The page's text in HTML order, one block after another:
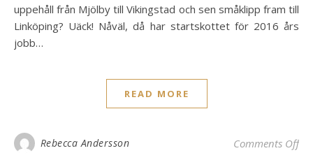
uppehåll från Mjölby till Vikingstad och sen småklipp fram till
Linköping? Uäck! Nåväl, då har startskottet för 2016 års
jobb…
READ MORE
Rebecca Andersson Comments Offon